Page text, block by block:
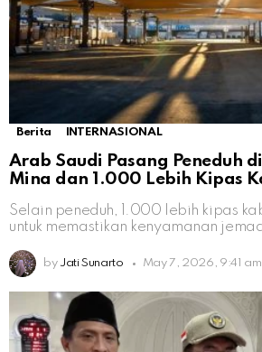
Berita INTERNASIONAL
Arab Saudi Pasang Peneduh
Mina dan 1.000 Lebih Kipas
Selain peneduh, 1.000 lebih kipas
untuk memastikan kenyamanan
by Jati Sunarto May 7, 2026, 9:41 am